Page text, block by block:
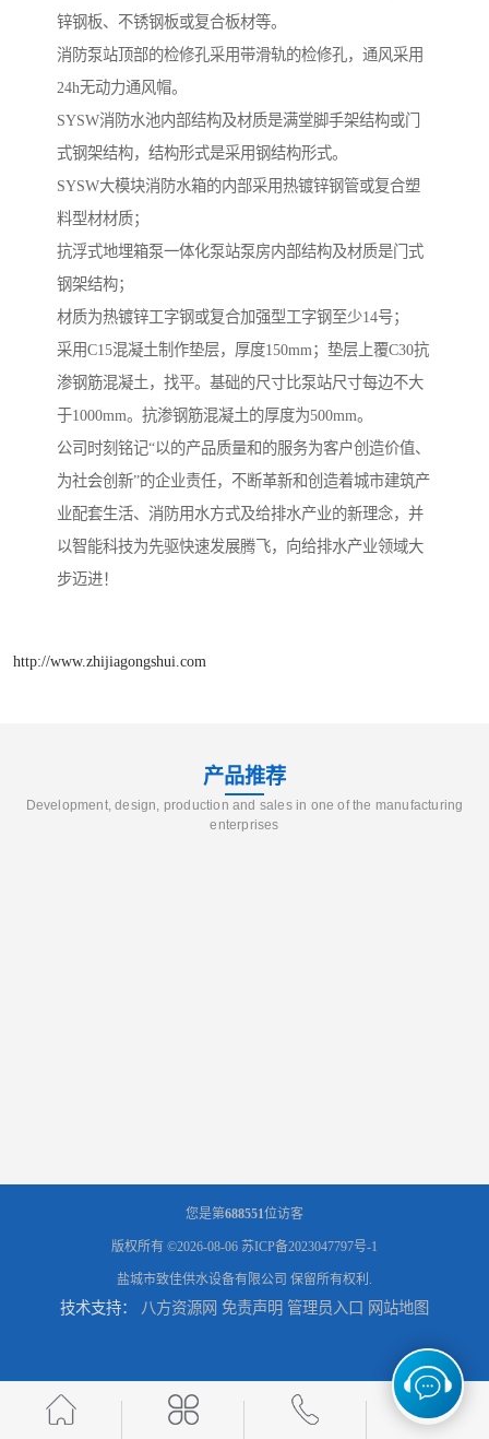
锌钢板、不锈钢板或复合板材等。
消防泵站顶部的检修孔采用带滑轨的检修孔，通风采用
24h无动力通风帽。
SYSW消防水池内部结构及材质是满堂脚手架结构或门
式钢架结构，结构形式是采用钢结构形式。
SYSW大模块消防水箱的内部采用热镀锌钢管或复合塑
料型材材质；
抗浮式地埋箱泵一体化泵站泵房内部结构及材质是门式
钢架结构；
材质为热镀锌工字钢或复合加强型工字钢至少14号；
采用C15混凝土制作垫层，厚度150mm；垫层上覆C30抗
渗钢筋混凝土，找平。基础的尺寸比泵站尺寸每边不大
于1000mm。抗渗钢筋混凝土的厚度为500mm。
公司时刻铭记“以的产品质量和的服务为客户创造价值、
为社会创新”的企业责任，不断革新和创造着城市建筑产
业配套生活、消防用水方式及给排水产业的新理念，并
以智能科技为先驱快速发展腾飞，向给排水产业领域大
步迈进！
http://www.zhijiagongshui.com
产品推荐
Development, design, production and sales in one of the manufacturing
enterprises
您是第688551位访客
版权所有 ©2026-08-06 苏ICP备2023047797号-1
盐城市致佳供水设备有限公司 保留所有权利.
技术支持： 八方资源网 免责声明 管理员入口 网站地图